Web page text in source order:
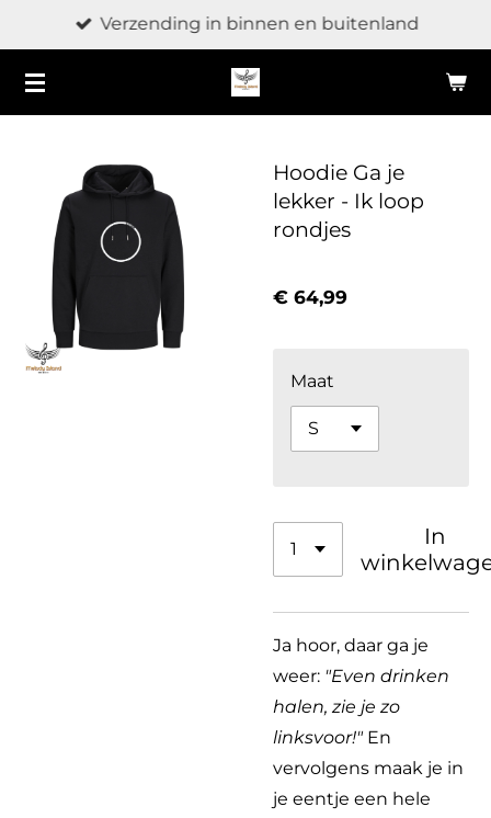
direct
naar
de
Verzending in binnen en buitenland
Hoodie Ga je
lekker - Ik loop
rondjes
€ 64,99
Maat
In
Ja hoor, daar ga je
weer: "Even drinken
halen, zie je zo
linksvoor!" En
vervolgens maak je in
je eentje een hele